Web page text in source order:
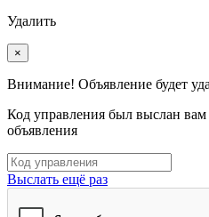
Удалить
×
Внимание! Объявление будет
Код управления был выслан
объявления
Выслать ещё раз